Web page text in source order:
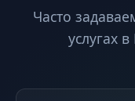
Часто
услугах